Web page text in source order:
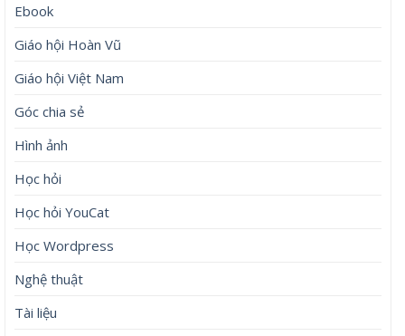
Ebook
Giáo hội Hoàn Vũ
Giáo hội Việt Nam
Góc chia sẻ
Hình ảnh
Học hỏi
Học hỏi YouCat
Học Wordpress
Nghệ thuật
Tài liệu